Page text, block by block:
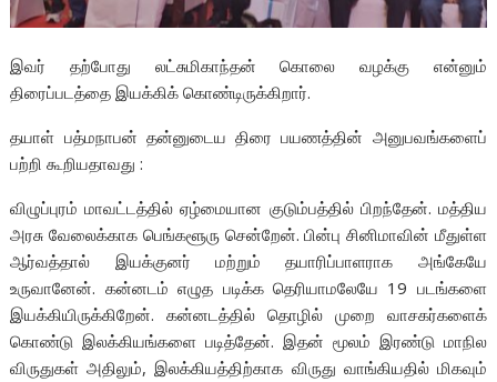
இவர் தற்போது லட்சுமிகாந்தன் கொலை வழக்கு என்னும்
திரைப்படத்தை இயக்கிக் கொண்டிருக்கிறார்.
தயாள் பத்மநாபன் தன்னுடைய திரை பயணத்தின் அனுபவங்களைப்
பற்றி கூறியதாவது :
விழுப்புரம் மாவட்டத்தில் ஏழ்மையான குடும்பத்தில் பிறந்தேன். மத்திய
அரசு வேலைக்காக பெங்களூரு சென்றேன். பின்பு சினிமாவின் மீதுள்ள
ஆர்வத்தால் இயக்குனர் மற்றும் தயாரிப்பாளராக அங்கேயே
உருவானேன். கன்னடம் எழுத படிக்க தெரியாமலேயே 19 படங்களை
இயக்கியிருக்கிறேன். கன்னடத்தில் தொழில் முறை வாசகர்களைக்
கொண்டு இலக்கியங்களை படித்தேன். இதன் மூலம் இரண்டு மாநில
விருதுகள் அதிலும், இலக்கியத்திற்காக விருது வாங்கியதில் மிகவும்